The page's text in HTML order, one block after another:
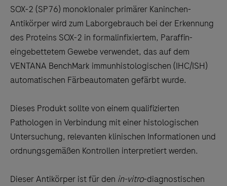
to
scroll
between
the
tabs
SOX-2 (SP76) monoklonaler primärer Kaninchen-
Antikörper wird zum Laborgebrauch bei der Erkennung
des Proteins SOX-2 in formalinfixiertem, Paraffin-
eingebettetem Gewebe verwendet, das auf dem
VENTANA BenchMark immunhistologischen (IHC/ISH)
automatischen Färbeautomaten gefärbt wurde.
Dieses Produkt sollte von einem qualifizierten
Pathologen in Verbindung mit einer histologischen
Untersuchung, relevanten klinischen Informationen und
ordnungsgemäßen Kontrollen interpretiert werden.
Dieser Antikörper ist für den in-vitro-diagnostischen